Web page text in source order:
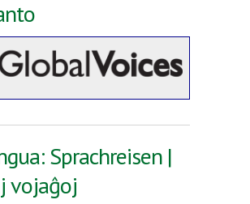
Sprachreisen |
vojaĝoj